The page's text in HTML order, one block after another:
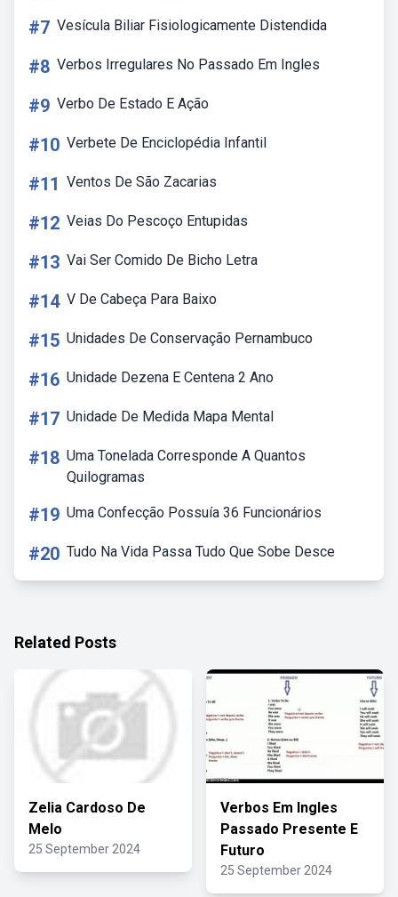
#7 Vesícula Biliar Fisiologicamente Distendida
#8 Verbos Irregulares No Passado Em Ingles
#9 Verbo De Estado E Ação
#10 Verbete De Enciclopédia Infantil
#11 Ventos De São Zacarias
#12 Veias Do Pescoço Entupidas
#13 Vai Ser Comido De Bicho Letra
#14 V De Cabeça Para Baixo
#15 Unidades De Conservação Pernambuco
#16 Unidade Dezena E Centena 2 Ano
#17 Unidade De Medida Mapa Mental
#18 Uma Tonelada Corresponde A Quantos
Quilogramas
#19 Uma Confecção Possuía 36 Funcionários
#20 Tudo Na Vida Passa Tudo Que Sobe Desce
Related Posts
Zelia Cardoso De
Melo
25 September 2024
Verbos Em Ingles
Passado Presente E
Futuro
25 September 2024